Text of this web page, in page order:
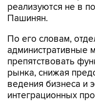
реализуются не в
Пашинян.
По его словам,
препятствовать
рынка, снижая
ведения бизнеса и
интеграционных